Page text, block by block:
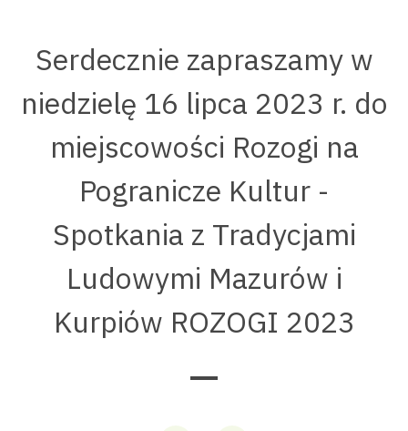
Serdecznie zapraszamy w
niedzielę 16 lipca 2023 r. do
miejscowości Rozogi na
Pogranicze Kultur -
Spotkania z Tradycjami
Ludowymi Mazurów i
Kurpiów ROZOGI 2023